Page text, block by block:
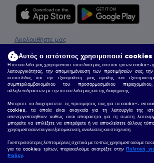
2026. Όλα τα Δικαιώματα Διατηρούνται
Όροι & Προϋποθέσεις| Πολιτική Απορρήτου |Πολιτική
Ακολουθήστε μας
Αυτός ο ιστότοπος χρησιμοποιεί cookies
Η ιστοσελίδα μας χρησιμοποιεί τόσο δικά μας όσο και τρίτων cookies
λειτουργικότητας, την απομνημόνευση των προτιμήσεών σας,
ιστοσελίδας και την εξασφάλιση μιας ομαλής και
συμπεριλαμβανομένου του προσαρμοσμένου
αλληλεπιδράσεων με την ιστοσελίδα μας και της διαφήμισης.
Μπορείτε να διαχειριστείτε τις προτιμήσεις σας για τα cookies
cookies, τα οποία είναι αναγκαία για τη λειτουργία της
απενεργοποιηθούν καθώς είναι απαραίτητα για τη σωστή
μπορείτε να επιλέξετε να επιτρέψετε ή να αποκλείσετε άλλους
χρησιμοποιούνται για εξατομίκευση, αναλύσεις και στόχευση.
Για περισσότερες λεπτομέρειες σχετικά με το πώς χρησιμοποιούμε τα
για τα cookies τρίτων, παρακαλούμε ανατρέξτε στηνΠολιτική
Policy.